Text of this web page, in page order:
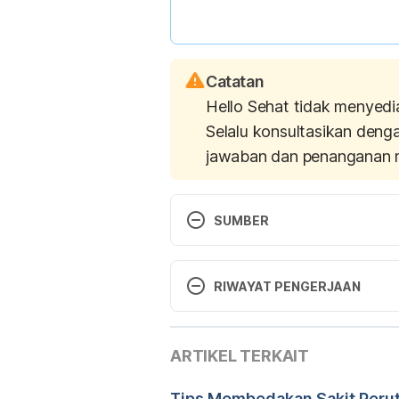
Catatan
Hello Sehat tidak
Selalu konsultasikan
jawaban dan penanganan
SUMBER
Wehbi M, et al. Acute Gastritis.
https://
Heuman DM, Mihas AA, Allen J.
RIWAYAT PENGERJAAN
18/05/2021
ARTIKEL TERKAIT